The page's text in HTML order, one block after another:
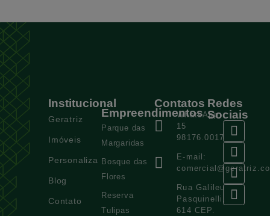
Institucional
Geratriz
Imóveis
Personaliza
Blog
Contato
Empreendimentos
Parque das
Margaridas
Bosque das
Flores
Reserva
Tulipas
Contatos
WhatsApp:
15
98176.0017
E-mail:
Rua Galileu
Pasquinelli,
614 CEP.
Redes
Sociais